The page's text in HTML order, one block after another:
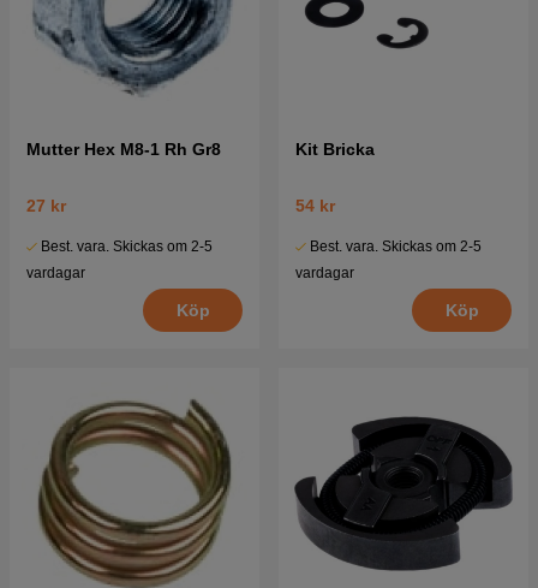
Mutter Hex M8-1 Rh Gr8
27 kr
Best. vara. Skickas om 2-5
vardagar
Köp
Kit Bricka
54 kr
Best. vara. Skickas om 2-5
vardagar
Köp